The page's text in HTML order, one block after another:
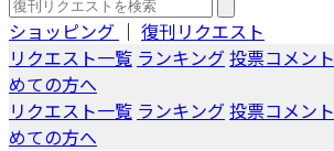
ショッピング ｜ 復刊リクエスト
リクエスト一覧 ランキング投票コメント
めての方へ
リクエスト一覧 ランキング投票コメント
めての方へ